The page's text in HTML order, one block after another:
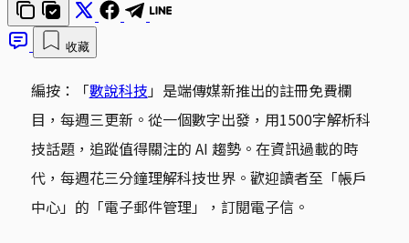
收藏
編按：「數說科技」是端傳媒新推出的註冊免費欄
目，每週三更新。從一個數字出發，用1500字解析科
技話題，追蹤值得關注的 AI 趨勢。在資訊過載的時
代，每週花三分鐘理解科技世界。歡迎讀者至「帳戶
中心」的「電子郵件管理」，訂閱電子信。